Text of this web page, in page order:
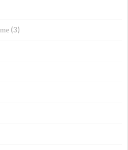
(3)